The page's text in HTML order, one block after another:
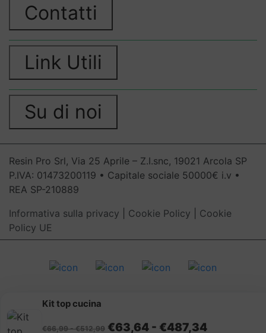
Kit top cucina
€66,99 - €512,99 Fascia di prezzo: da €66,99 a €512,99
€63,64 - €487,34Fascia di
Contatti
Link Utili
Su di noi
Resin Pro Srl, Via 25 Aprile – Z.I.snc, 19021 Arcola SP
P.IVA: 01473200119 • Capitale sociale 50000€ i.v •
REA SP-210889
Informativa sulla privacy
Cookie Policy
Cookie
Policy UE